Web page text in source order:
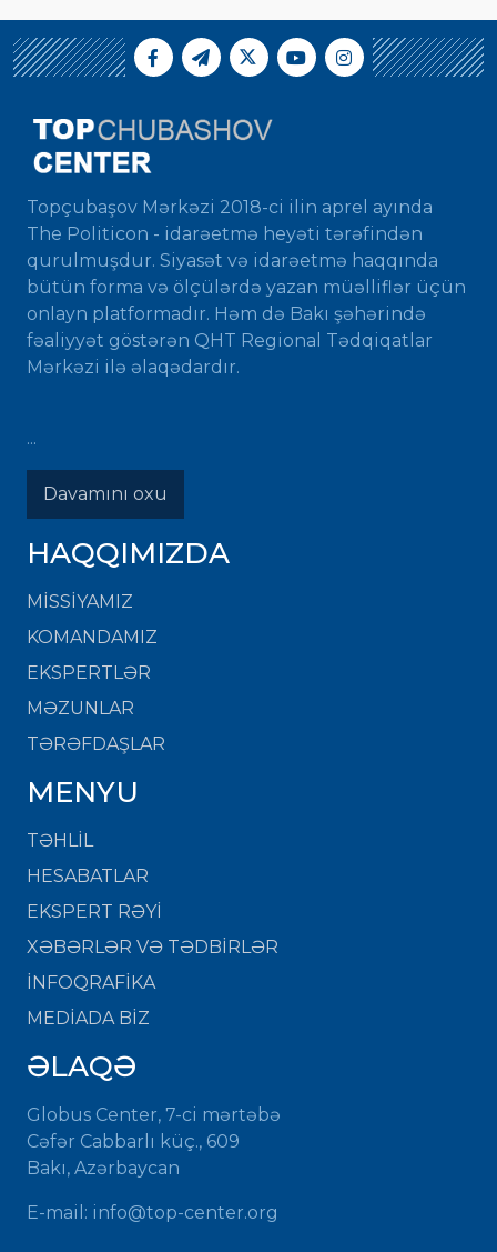
Topçubaşov Mərkəzi 2018-ci ilin aprel ayında
The Politicon - idarəetmə heyəti tərəfindən
qurulmuşdur. Siyasət və idarəetmə haqqında
bütün forma və ölçülərdə yazan müəlliflər üçün
onlayn platformadır. Həm də Bakı şəhərində
fəaliyyət göstərən QHT Regional Tədqiqatlar
Mərkəzi ilə əlaqədardır.
...
Davamını oxu
HAQQIMIZDA
MISSIYAMIZ
KOMANDAMIZ
EKSPERTLƏR
MƏZUNLAR
TƏRƏFDAŞLAR
MENYU
TƏHLİL
HESABATLAR
EKSPERT RƏYİ
XƏBƏRLƏR VƏ TƏDBİRLƏR
İNFOQRAFİKA
MEDİADA BİZ
ƏLAQƏ
Globus Center, 7-ci mərtəbə
Cəfər Cabbarlı küç., 609
Bakı, Azərbaycan
E-mail: info@top-center.org